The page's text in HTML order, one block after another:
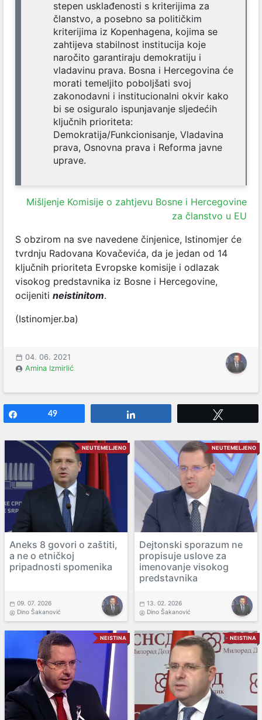
stepen usklađenosti s kriterijima za
članstvo, a posebno sa političkim
kriterijima iz Kopenhagena, kojima se
zahtijeva stabilnost institucija koje
naročito garantiraju demokratiju i
vladavinu prava. Bosna i Hercegovina će
morati temeljito poboljšati svoj
zakonodavni i institucionalni okvir kako
bi se osiguralo ispunjavanje sljedećih
ključnih prioriteta:
Demokratija/Funkcionisanje, Vladavina
prava, Osnovna prava i Reforma javne
uprave.
Mišljenje Komisije o zahtjevu Bosne i Hercegovine
za članstvo u EU
S obzirom na sve navedene činjenice, Istinomjer će
tvrdnju Radovana Kovačevića, da je jedan od 14
ključnih prioriteta Evropske komisije i odlazak
visokog predstavnika iz Bosne i Hercegovine,
ocijeniti neistinitom.
(Istinomjer.ba)
04. 06. 2021
Amina Izmirlić
49
NEUTEMELJENO
Aneks 8 govori o zaštiti,
a ne o etničkoj
pripadnosti spomenika
09. 07. 2026
Dino Šakanović
NEUTEMELJENO
Dejtonski sporazum ne
propisuje uslove za
imenovanje visokog
predstavnika
13. 02. 2026
Dino Šakanović
NEISTINA NEISTINA